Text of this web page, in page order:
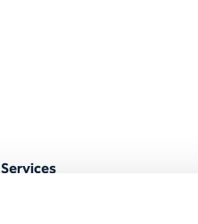
Services